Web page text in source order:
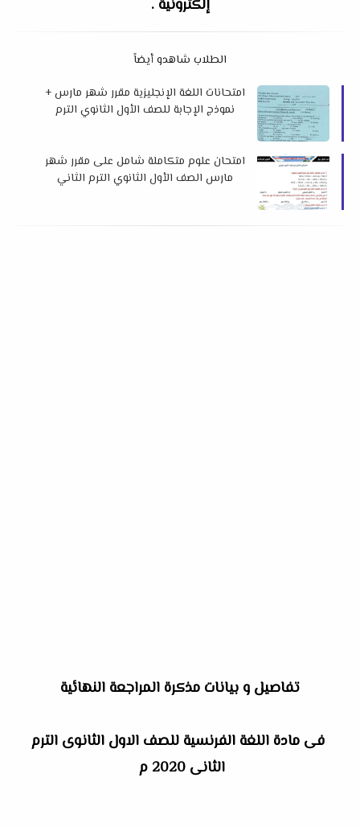
إلكترونية .
الطلاب شاهدو أيضاً
امتحانات اللغة الإنجليزية مقرر شهر مارس +
نموذج الإجابة للصف الأول الثانوي الترم
امتحان علوم متكاملة شامل على مقرر شهر
مارس الصف الأول الثانوي الترم الثاني
تفاصيل و بيانات مذكرة المراجعة النهائية
فى مادة اللغة الفرنسية للصف الاول الثانوى الترم
الثانى 2020 م